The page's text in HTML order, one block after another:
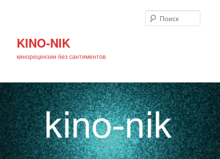
KINO-NIK
кинорецензии без сантиментов